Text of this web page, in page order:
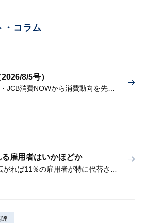
・コラム
8/5号）
個社データ・業界統計・JCB消費NOWから消費動向を先取り
雇用者はいかほどか